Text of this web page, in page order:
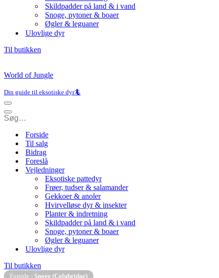
Skildpadder på land & i vand
Snoge, pytoner & boaer
Øgler & leguaner
Ulovlige dyr
Til butikken
World of Jungle
Din guide til eksotiske dyr🦎
Navigation
menu
Navigation
menu
Forside
Til salg
Bidrag
Foreslå
Vejledninger
Eksotiske pattedyr
Frøer, tudser & salamander
Gekkoer & anoler
Hvirvelløse dyr & insekter
Planter & indretning
Skildpadder på land & i vand
Snoge, pytoner & boaer
Øgler & leguaner
Ulovlige dyr
Til butikken
Forside › Snoge (Colubridae)